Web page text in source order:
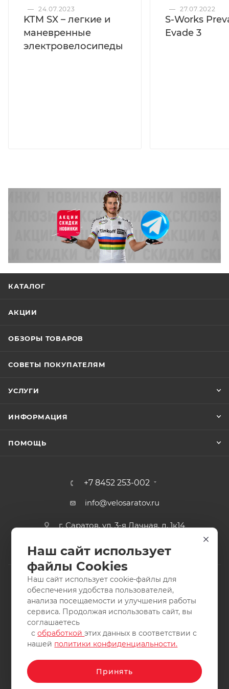
— 24.07.2023
KTM SX – легкие и
маневренные
электровелосипеды
— 27.07.2022
S-Works
Evade 3
КАТАЛОГ
АКЦИИ
ОБЗОРЫ ТОВАРОВ
СОВЕТЫ ПОКУПАТЕЛЯМ
УСЛУГИ
ИНФОРМАЦИЯ
ПОМОЩЬ
+7 8452 253-002
info@velosaratov.ru
г. Саратов, ул. 3-я Дачная, д. 1к14
2011-2026 © интернет-магазин спортивных товаров
ВелоСаратов. Не является публичной офертой. Все права
защищены. Заимствование материалов и фотографий
запрещено.
Наш сайт использует
файлы Cookies
Наш сайт использует cookie-файлы для
обеспечения удобства пользователей,
анализа посещаемости и улучшения работы
сервиса. Продолжая использовать сайт, вы
соглашаетесь
собработкойэтих данных в соответствии с
нашей политики конфиденциальности.
Принять